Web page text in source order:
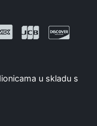
u skladu s